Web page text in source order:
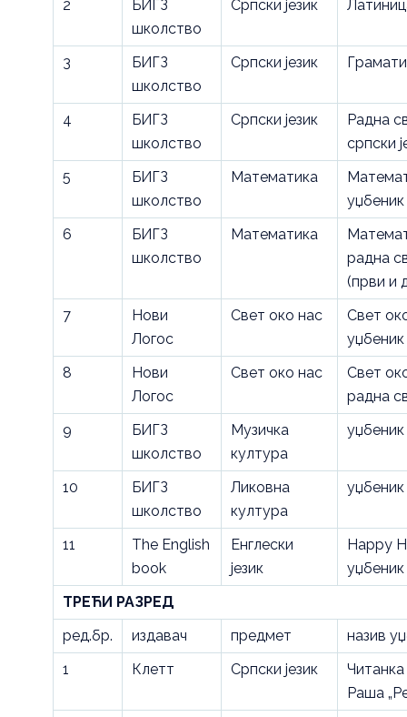
2
БИГЗ
школство
Српски језик
3
БИГЗ
школство
Српски језик
4
БИГЗ
школство
Српски језик
Радна
српски
5
БИГЗ
школство
Математика
уџбеник
6
БИГЗ
школство
Математика
радна
(први и
7
Нови
Логос
Свет око нас
Свет
уџбеник
8
Нови
Логос
Свет око нас
Свет
радна
9
БИГЗ
школство
Музичка
култура
уџбеник
10
БИГЗ
школство
Ликовна
култура
уџбеник
11
The English
book
Енглески
језик
Happy
уџбеник
ТРЕЋИ РАЗРЕД
ред.бр.
издавач предмет
назив
1
Клетт Српски језик
Раша